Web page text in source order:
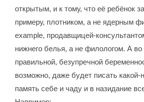
открытым, и к тому, что её ребёнок
примеру, плотником, а не ядерным
example, продавщицей-
нижнего белья, а не филологом. А
правильной, безупречной
возможно, даже будет писать какой-
память себе и чаду и в назидание